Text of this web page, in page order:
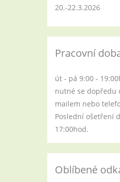
20.-22.3.2026
Pracovní
út - pá 9:00 -
nutné se dopředu
mailem nebo
Poslední ošetření
17:00hod.
Oblíbené